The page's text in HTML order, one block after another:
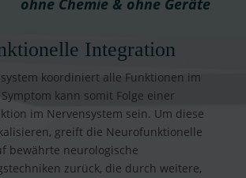
ohne Chemie & ohne Geräte
Integration
koordiniert alle Funktionen im
kann somit Folge einer
im Nervensystem sein. Um diese
greift die Neurofunktionelle
bewährte neurologische
zurück, die durch weitere,